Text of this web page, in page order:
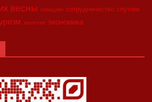
весны синьцзян сотрудничество спутник
экология экономика